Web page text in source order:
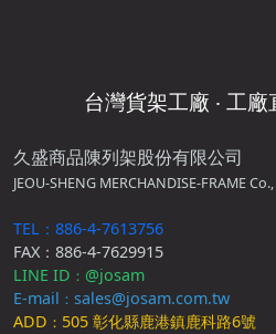
台灣貨架工廠 ‧ 工廠
久盛商品陳列架股份有限公司
JEOU-SHENG MERCHANDISE-FRAME
TEL：886-4-7613756
FAX：886-4-7629915
LINE ID ： @josam
E-mail ： sales@josam.com.tw
ADD ： 505 彰化縣鹿港鎮鹿科路6號